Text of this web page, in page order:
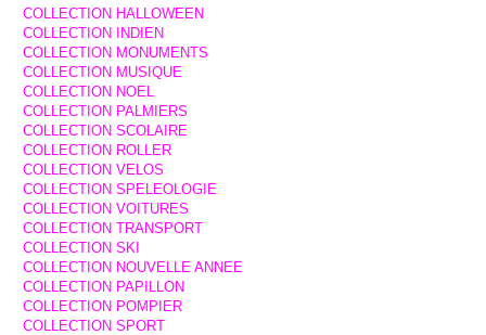
COLLECTION HALLOWEEN
COLLECTION INDIEN
COLLECTION MONUMENTS
COLLECTION MUSIQUE
COLLECTION NOEL
COLLECTION PALMIERS
COLLECTION SCOLAIRE
COLLECTION ROLLER
COLLECTION VELOS
COLLECTION SPELEOLOGIE
COLLECTION VOITURES
COLLECTION TRANSPORT
COLLECTION SKI
COLLECTION NOUVELLE ANNEE
COLLECTION PAPILLON
COLLECTION POMPIER
COLLECTION SPORT